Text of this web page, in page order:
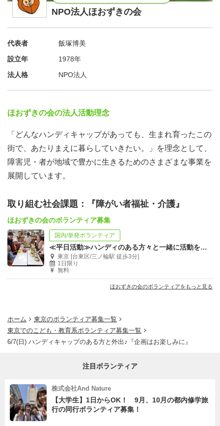
また、ＨＰもありますので、よかったそちらものぞいてみ
てください。
※学校の課題でボランティアを希望する方は、事前にその
旨を伝えてください。
す。ご了承ください。
NPO法人ほおずきの会 地域活動ぐる～ぷほおずき
職員：田宮・礒・大橋
※GW中は活動をお休みしており、ご返信にお時間をいた
だく場合がございます。あらかじめご了承下さい。
NPO法人ほおずきの会
代表者
飯塚博美
設立年
1978年
法人格
NPO法人
ほおずきの会の法人活動理念
「どんなハンディキャップがあっても、生まれ育ったこの
街で、あたりまえに暮らしていきたい。」を理念として、
障害児・者が地域で豊かに生きるためのさまざまな事業を
展開しています。
取り組む社会課題：『障がい者福祉・介護』
ほおずきの会のボランティア募集
国内/単発ボランティア
≪平日活動≫ハンディのある方々と一緒に活動をしてくれるボランティアさん大募集
東京 [台東区/三ノ輪駅 徒歩3分]
1日限り
無料
ほおずきの会のボランティアをもっと見る
ホーム
東京のボランティア募集一覧
東京でのこども・教育系ボランティア募集一覧
6/7(日) ハンディキャップのある方と外出♪『企画はお楽しみに』
注目ボランティア
株式会社And Nature
【大学生】1日からOK！ 9月、10月の都内修学旅
行の同行ボランティア募集！